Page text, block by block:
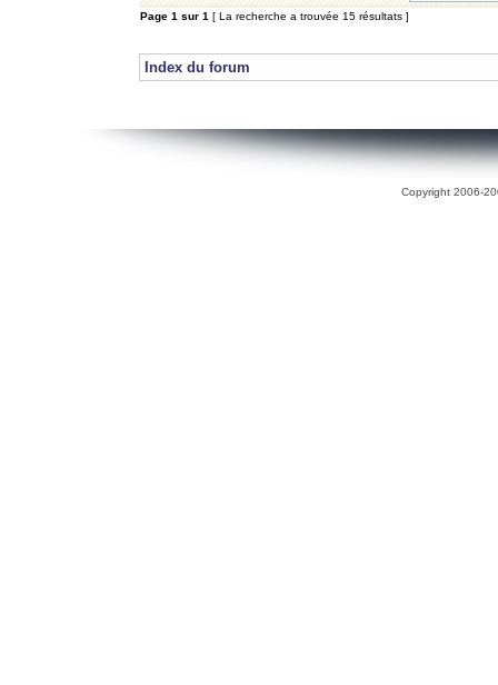
Page 1 sur 1 [ La recherche a trouvée 15 résultats ]
Index du forum
Copyright 2006-